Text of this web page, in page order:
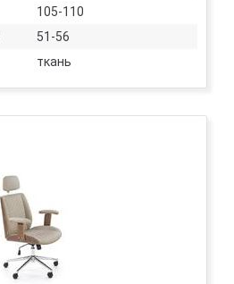
105-110
51-56
ткань